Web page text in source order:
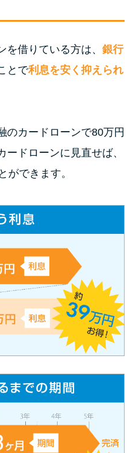
いが強制退去は避け
絶対審査通る？借金
街金をおすすめしな
金を借りるには？年利
をカードローンと比
お金を借りられる？
を借りる方法があ
金を借りる方法は？親
借りている方は、 銀行
とで利息を安く抑えられ
のカードローンで80万円
ドローンに見直せば、
ができます。